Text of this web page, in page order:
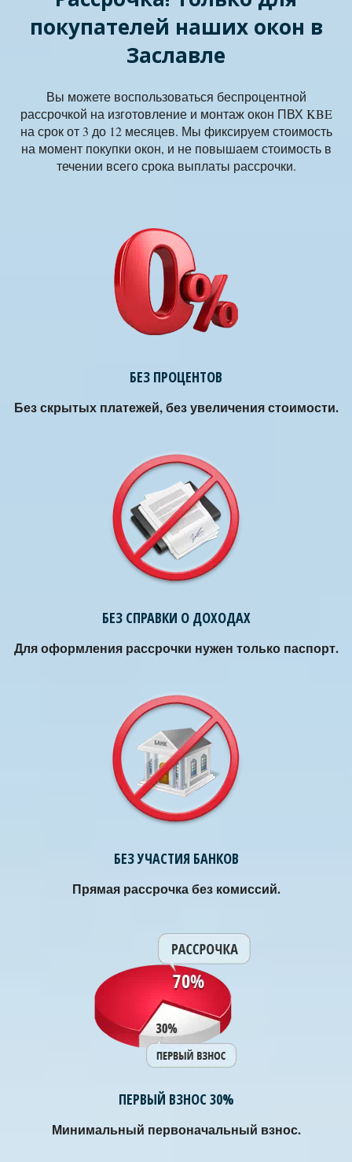
покупателей наших окон в
Заславле
Вы можете воспользоваться беспроцентной
рассрочкой на изготовление и монтаж окон ПВХ KBE
на срок от 3 до 12 месяцев. Мы фиксируем стоимость
на момент покупки окон, и не повышаем стоимость в
течении всего срока выплаты рассрочки.
БЕЗ ПРОЦЕНТОВ
Без скрытых платежей, без увеличения стоимости.
БЕЗ СПРАВКИ О ДОХОДАХ
Для оформления рассрочки нужен только паспорт.
БЕЗ УЧАСТИЯ БАНКОВ
Прямая рассрочка без комиссий.
ПЕРВЫЙ ВЗНОС 30%
Минимальный первоначальный взнос.